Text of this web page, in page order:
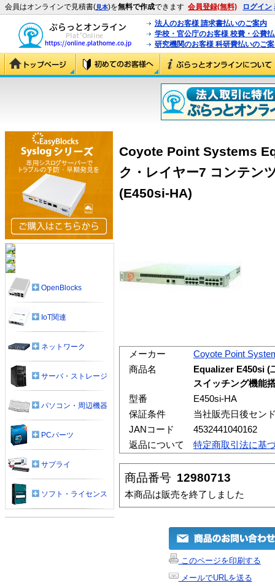
会員はオンラインで見積書(見本)を無料で作成できます 会員登録(無料) ログイン
法人のお客様 請求書払いのご案内
学校・官公庁のお客様 校費・公費
研究機関のお客様 科研費払いのご
Coyote Point Systems
ク・レイヤー7 コンテン
(E450si-HA)
メーカー
Coyote Point
商品名
Equalizer E450si (
スイッチング機能
型番
E450si-HA
保証条件
当社販売日後セン
JANコード
4532441040162
返品について
特定商取引法に基
商品番号 12980713
本商品は販売を終了しました
このページを印刷する
メールでURLを送る
OpenBlocks
IoT関連
ネットワーク
サーバ・ストレージ
パソコン・周辺機器
PCパーツ
サプライ
ソフト・ライセンス